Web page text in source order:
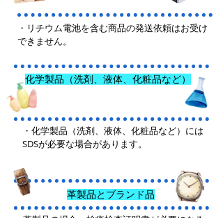
・リチウム電池を含む商品の発送依頼はお受け
できません。
化学製品（洗剤、液体、化粧品など）
・化学製品（洗剤、液体、化粧品など）には
SDSが必要な場合があります。
革製品とブランド品